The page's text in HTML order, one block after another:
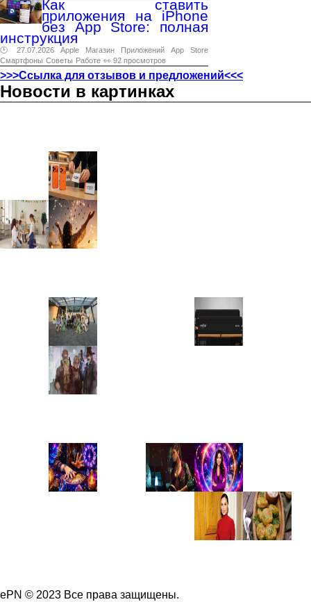
Как ставить
приложения на iPhone
без App Store: полная
инструкция
🕑 27.07.2026 Apple Магазин Приложений App
Store
Смартфоны Советы Работе 👀 92 просмотров
>>>Ссылка для отзывов и предложений<<<
Новости в картинках
ePN © 2023 Все права защищены.